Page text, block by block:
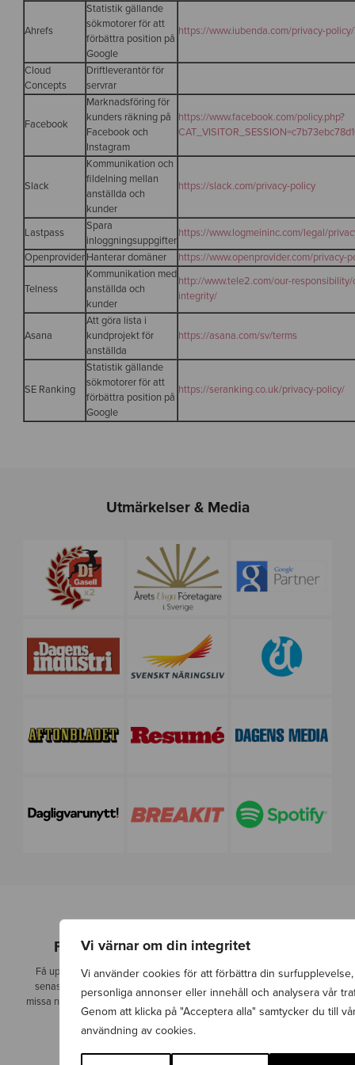
Vi värnar om din integritet
Vi använder cookies för att förbättra din
personliga annonser eller innehåll och analysera vår
Genom att klicka på "Acceptera alla" samtycker du till
användning av cookies.
Ahrefs
Statistik gällande
sökmotorer för att
förbättra position på
Google
https://www.iubenda.com/privacy-
Cloud
Concepts
Driftleverantör för
servrar
Facebook
Marknadsföring för
kunders räkning på
Facebook och
Instagram
https://www.facebook.com/policy.php?
Slack
Kommunikation och
fildelning mellan
anställda och
kunder
https://slack.com/privacy-policy
Lastpass
Spara
inloggningsuppgifter
https://www.logmeininc.com/legal/
Openprovider Hanterar domäner https://www.openprovider.com/privacy-
Telness
Kommunikation med
anställda och
kunder
http://www.tele2.com/our-
integrity/
Asana
Att göra lista i
kundprojekt för
anställda
https://asana.com/sv/terms
SE Ranking
Statistik gällande
sökmotorer för att
förbättra position på
Google
https://seranking.co.uk/privacy-policy/
Utmärkelser & Media
Nyhetsbrev
Följ vad som händer på Wasabi Web
Få uppdateringar kring vad som händer på Wasabi Web och få de
senaste nyheterna direkt i inkorgen. På så sätt riskerar du inte att
missa något viktigt inom digital marknadsföring, design och säkerhet.